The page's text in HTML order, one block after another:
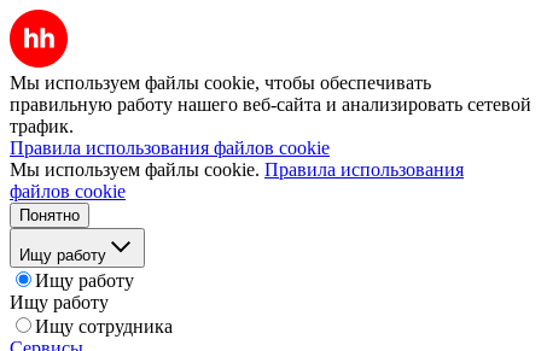
Мы используем файлы cookie, чтобы обеспечивать
правильную работу нашего веб-сайта и анализировать сетевой
трафик.
Правила использования файлов cookie
Мы используем файлы cookie. Правила использования
файлов cookie
Понятно
Ищу работу
Ищу работу
Ищу работу
Ищу сотрудника